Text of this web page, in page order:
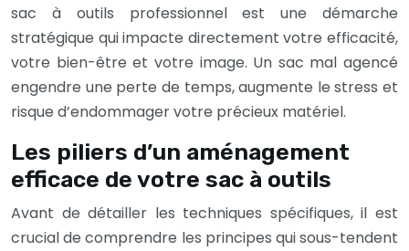
sac à outils professionnel est une démarche
stratégique qui impacte directement votre efficacité,
votre bien-être et votre image. Un sac mal agencé
engendre une perte de temps, augmente le stress et
risque d’endommager votre précieux matériel.
Les piliers d’un aménagement
efficace de votre sac à outils
Avant de détailler les techniques spécifiques, il est
crucial de comprendre les principes qui sous-tendent